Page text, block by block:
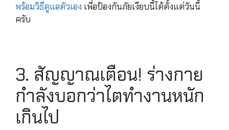
พร้อมวิธีดูแลตัวเอง เพื่อป้องกันภัยเงียบนี้ได้ตั้งแต่วันนี้
ครับ
3. สัญญาณเตือน! ร่างกาย
กำลังบอกว่าไตทำงานหนัก
เกินไป